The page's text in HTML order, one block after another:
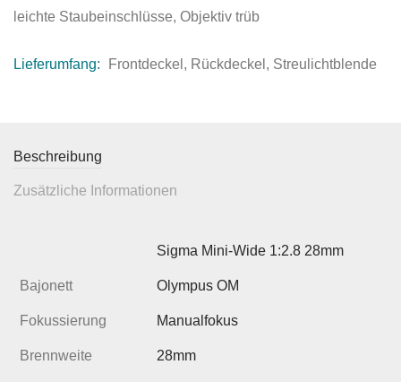
leichte Staubeinschlüsse, Objektiv trüb
Lieferumfang: Frontdeckel, Rückdeckel, Streulichtblende
Beschreibung
Zusätzliche Informationen
Sigma Mini-Wide 1:2.8 28mm
Bajonett Olympus OM
Fokussierung Manualfokus
Brennweite 28mm